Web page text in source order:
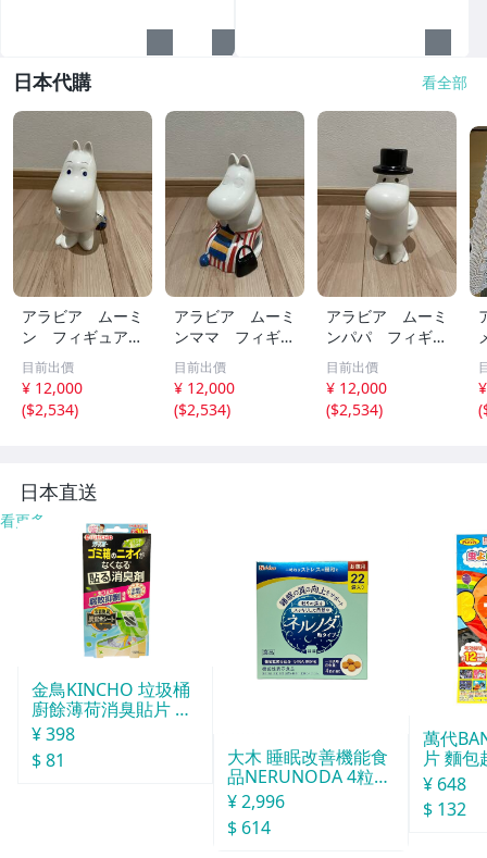
日本代購 看全部
アラビア ムーミ
ン フィギュア
フィギュリン
目前出價
¥ 12,000
($2,534)
アラビア ムーミ
ンママ フィギュ
ア フィギュリン
目前出價
¥ 12,000
($2,534)
アラビア ムーミ
ンパパ フィギュ
リン フィギュア
目前出價
¥ 12,000
($2,534)
(
日本直送
看更多
金鳥KINCHO 垃圾桶
廚餘薄荷消臭貼片 約
30天分
¥ 398
$ 81
大木 睡眠改善機能食
品NERUNODA 4粒22
袋
¥ 2,996
$ 614
萬代
片 麵包
¥ 648
$ 132